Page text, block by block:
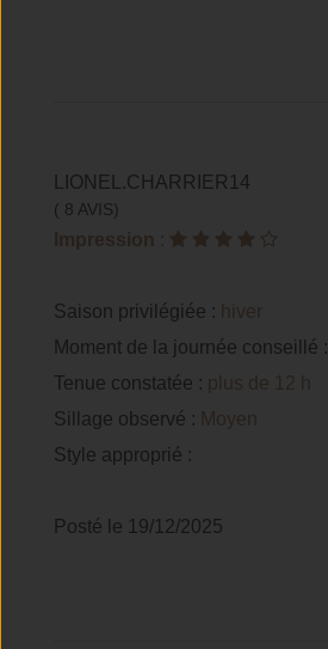
LIONEL.CHARRIER14
( 8 AVIS)
Impression :
Saison privilégiée : hiver
Moment de la journée conseillé :
Tenue constatée : plus de 12 h
Sillage observé : Moyen
Style approprié :
Posté le 19/12/2025